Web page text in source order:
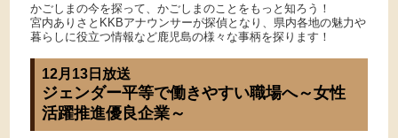
かごしまの今を探って、かごしまのことをもっと知ろう！
宮内ありさとKKBアナウンサーが探偵となり、県内各地の魅力や
暮らしに役立つ情報など鹿児島の様々な事柄を探ります！
12月13日放送
ジェンダー平等で働きやすい職場へ～女性
活躍推進優良企業～